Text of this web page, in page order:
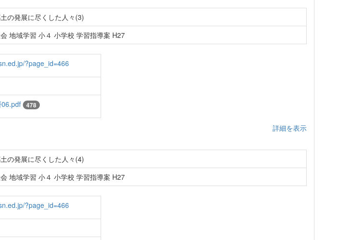
の発展に尽くした人々(3)
地域学習 小４ 小学校 学習指導案 H27
?page_id=466
478
詳細を表示
の発展に尽くした人々(4)
地域学習 小４ 小学校 学習指導案 H27
?page_id=466